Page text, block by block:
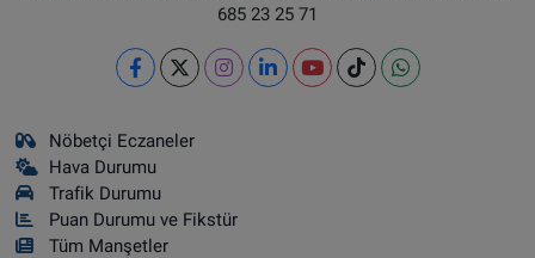
685 23 25 71
Nöbetçi Eczaneler
Hava Durumu
Trafik Durumu
Puan Durumu ve Fikstür
Tüm Manşetler